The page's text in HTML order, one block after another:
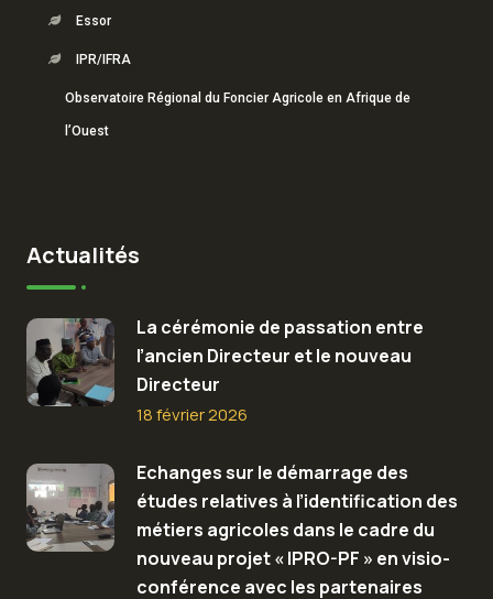
Essor
IPR/IFRA
Observatoire Régional du Foncier Agricole en Afrique de
l’Ouest
Actualités
La cérémonie de passation entre
l’ancien Directeur et le nouveau
Directeur
18 février 2026
Echanges sur le démarrage des
études relatives à l’identification des
métiers agricoles dans le cadre du
nouveau projet « IPRO-PF » en visio-
conférence avec les partenaires